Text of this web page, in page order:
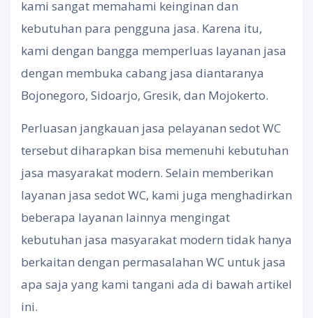
kami sangat memahami keinginan dan
kebutuhan para pengguna jasa. Karena itu,
kami dengan bangga memperluas layanan jasa
dengan membuka cabang jasa diantaranya
Bojonegoro, Sidoarjo, Gresik, dan Mojokerto.
Perluasan jangkauan jasa pelayanan sedot WC
tersebut diharapkan bisa memenuhi kebutuhan
jasa masyarakat modern. Selain memberikan
layanan jasa sedot WC, kami juga menghadirkan
beberapa layanan lainnya mengingat
kebutuhan jasa masyarakat modern tidak hanya
berkaitan dengan permasalahan WC untuk jasa
apa saja yang kami tangani ada di bawah artikel
ini.